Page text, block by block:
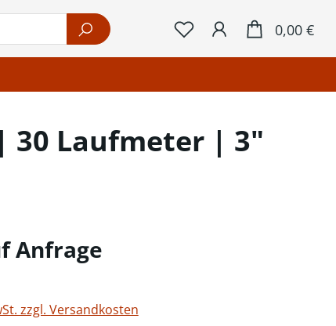
0,00 €
30 Laufmeter | 3"
Anfrage
zzgl. Versandkosten